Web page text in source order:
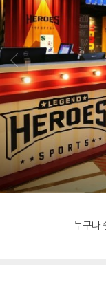
누구나